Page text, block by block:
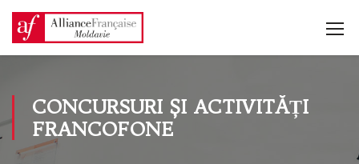
CONCURSURI ȘI ACTIVITĂȚI
FRANCOFONE